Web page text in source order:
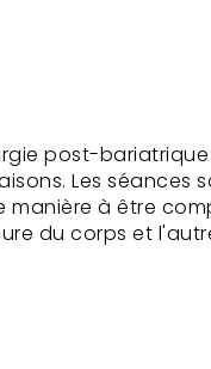
post-
Les séances
à être
du corps et